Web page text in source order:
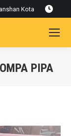
Kota
PIPA